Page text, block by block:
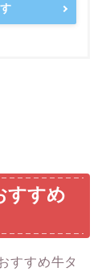
すすめ
すすめ牛タ